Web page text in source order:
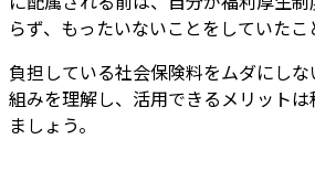
らず、もったいないことをしていたこ
負担している社会保険料をムダにし
組みを理解し、活用できるメリット
ましょう。